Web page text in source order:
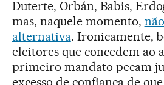
Duterte, Orbán, Babis,
mas, naquele momento,
alternativa. Ironicamente,
eleitores que concedem ao
primeiro mandato pecam
excesso de confiança de